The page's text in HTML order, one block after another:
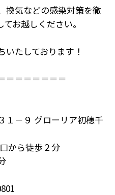
換気などの感染対策を徹
お越しください。
たしております！
＝＝＝＝＝＝＝
１－９ グローリア初穂千
から徒歩２分